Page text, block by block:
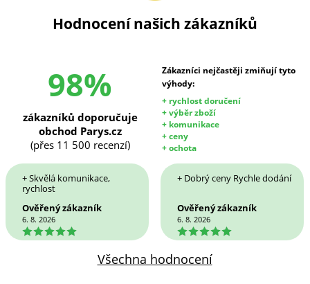
Hodnocení našich zákazníků
98%
Zákazníci nejčastěji zmiňují tyto
výhody:
+ rychlost doručení
+ výběr zboží
+ komunikace
+ ceny
+ ochota
zákazníků doporučuje
obchod Parys.cz
(přes 11 500 recenzí)
+ Skvělá komunikace,
rychlost
Ověřený zákazník
6. 8. 2026
5
+ Dobrý ceny Rychle dodání
Ověřený zákazník
6. 8. 2026
5
Všechna hodnocení